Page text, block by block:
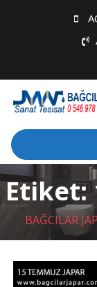
Etiket:
BAĞCILAR